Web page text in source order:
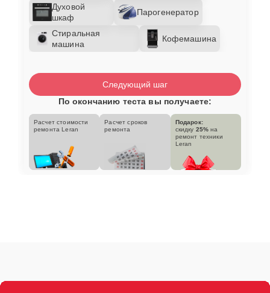
Духовой
шкаф
Парогенератор
Стиральная
машина
Кофемашина
Следующий шаг
По окончанию теста вы получаете:
Расчет стоимости
ремонта Leran
Расчет сроков
ремонта
Подарок:
скидку 25% на
ремонт техники
Leran